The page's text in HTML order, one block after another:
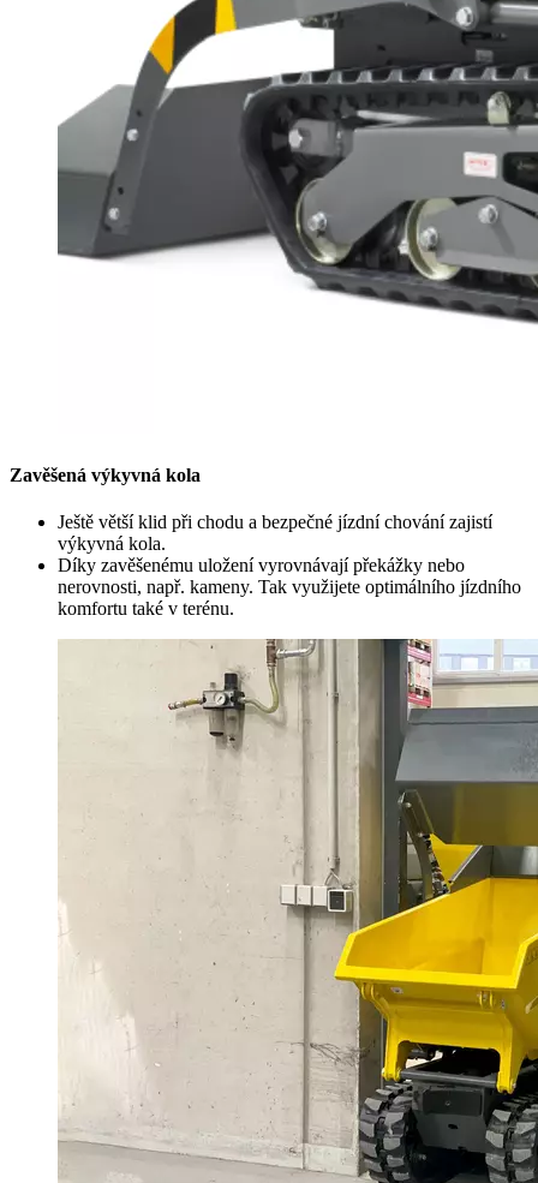
Zavěšená výkyvná kola
Ještě větší klid při chodu a bezpečné jízdní chování zajistí
výkyvná kola.
Díky zavěšenému uložení vyrovnávají překážky nebo
nerovnosti, např. kameny. Tak využijete optimálního jízdního
komfortu také v terénu.